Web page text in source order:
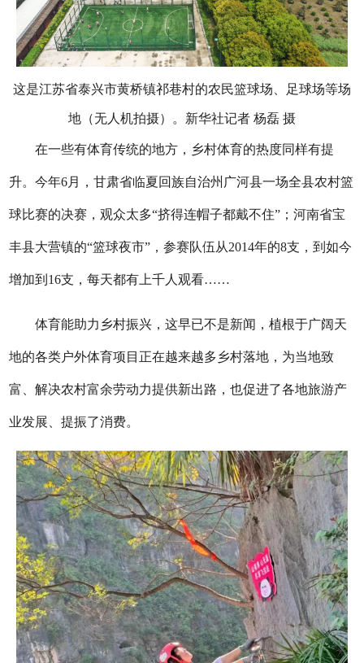
这是江苏省泰兴市黄桥镇祁巷村的农民篮球场、足球场等场
地（无人机拍摄）。新华社记者 杨磊 摄
在一些有体育传统的地方，乡村体育的热度同样有提
升。今年6月，甘肃省临夏回族自治州广河县一场全县农村篮
球比赛的决赛，观众太多“挤得连帽子都戴不住”；河南省宝
丰县大营镇的“篮球夜市”，参赛队伍从2014年的8支，到如今
增加到16支，每天都有上千人观看……
体育能助力乡村振兴，这早已不是新闻，植根于广阔天
地的各类户外体育项目正在越来越多乡村落地，为当地致
富、解决农村富余劳动力提供新出路，也促进了各地旅游产
业发展、提振了消费。